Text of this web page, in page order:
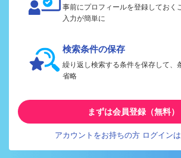
事前にプロフィールを登録しておく
入力が簡単に
検索条件の保存
繰り返し検索する条件を保存して、
省略
まずは会員登録（無料）
アカウントをお持ちの方 ログイン